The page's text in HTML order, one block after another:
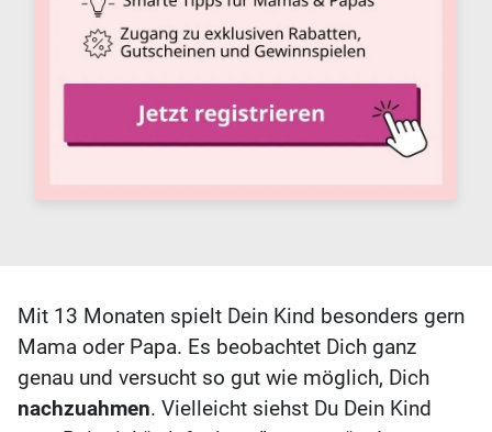
Mit 13 Monaten spielt Dein Kind besonders gern
Mama oder Papa. Es beobachtet Dich ganz
genau und versucht so gut wie möglich, Dich
nachzuahmen. Vielleicht siehst Du Dein Kind